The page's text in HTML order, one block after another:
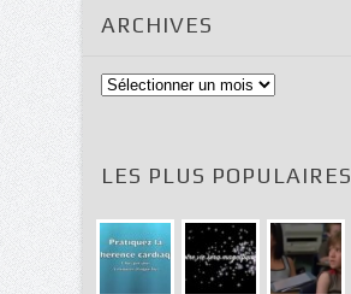
ARCHIVES
Archives
LES PLUS POPULAIRES